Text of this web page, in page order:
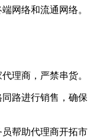
网络和流通网络。
理商，严禁串货。
路进行销售，确保
帮助代理商开拓市